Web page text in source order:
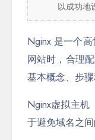
以成功地
Nginx 是一个
网站时，合理
基本概念、步骤
Nginx虚拟主机
于避免域名之